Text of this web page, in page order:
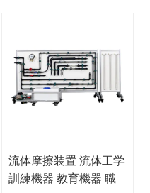
流体摩擦装置 流体工学
訓練機器 教育機器 職